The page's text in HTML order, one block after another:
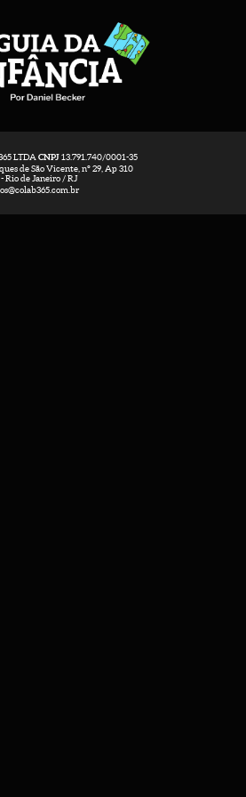
LTDA CNPJ13.791.740/0001-35
de São Vicente, nº 29, Ap 310
Rio de Janeiro / RJ​